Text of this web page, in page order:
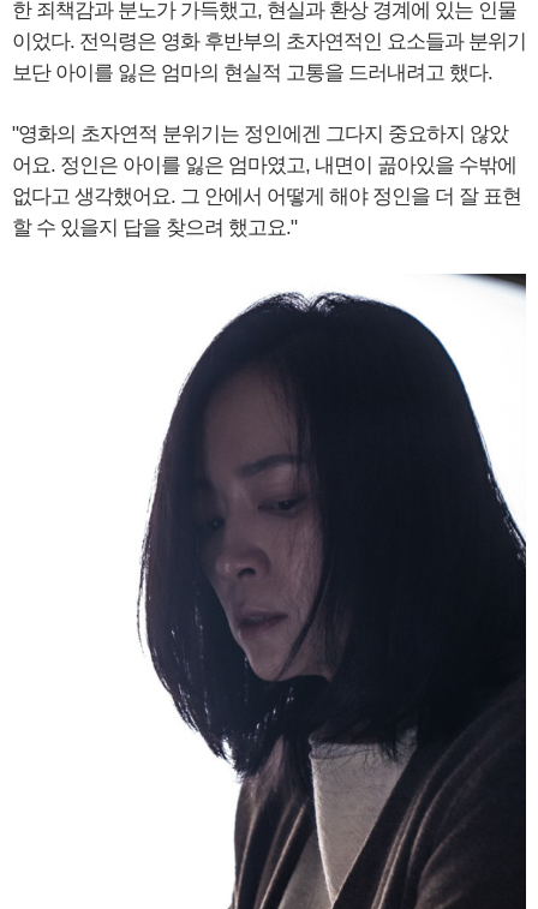
한 죄책감과 분노가 가득했고, 현실과 환상 경계에 있는 인물
이었다. 전익령은 영화 후반부의 초자연적인 요소들과 분위기
보단 아이를 잃은 엄마의 현실적 고통을 드러내려고 했다.
"영화의 초자연적 분위기는 정인에겐 그다지 중요하지 않았
어요. 정인은 아이를 잃은 엄마였고, 내면이 곪아있을 수밖에
없다고 생각했어요. 그 안에서 어떻게 해야 정인을 더 잘 표현
할 수 있을지 답을 찾으려 했고요."